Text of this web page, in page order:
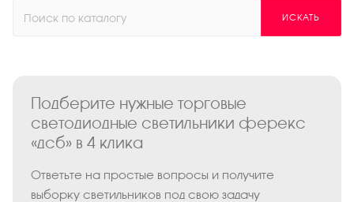
ИСКАТЬ
Подберите нужные торговые
светодиодные светильники ферекс
«дсб» в 4 клика
Ответьте на простые вопросы и получите
выборку светильников под свою задачу